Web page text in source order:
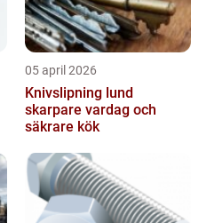
05 april 2026
Knivslipning lund
skarpare vardag och
säkrare kök